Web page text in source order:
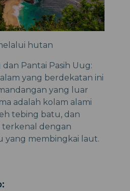
hutan
Pantai Pasih Uug:
yang berdekatan ini
yang luar
adalah kolam alami
tebing batu, dan
terkenal dengan
yang membingkai laut.